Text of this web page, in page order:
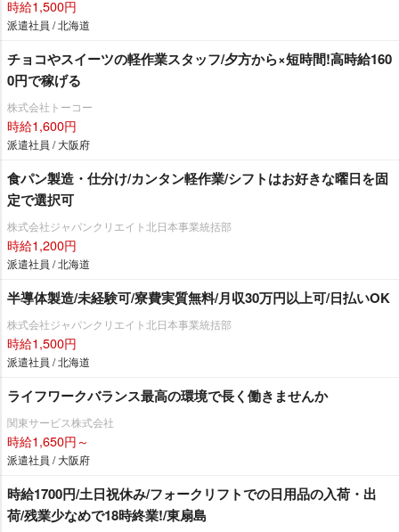
時給1,500円
派遣社員 / 北海道
チョコやスイーツの軽作業スタッフ/夕方から×短時間!高時給160
0円で稼げる
株式会社トーコー
時給1,600円
派遣社員 / 大阪府
食パン製造・仕分け/カンタン軽作業/シフトはお好きな曜日を固
定で選択可
株式会社ジャパンクリエイト北日本事業統括部
時給1,200円
派遣社員 / 北海道
半導体製造/未経験可/寮費実質無料/月収30万円以上可/日払いOK
株式会社ジャパンクリエイト北日本事業統括部
時給1,500円
派遣社員 / 北海道
ライフワークバランス最高の環境で長く働きませんか
関東サービス株式会社
時給1,650円～
派遣社員 / 大阪府
時給1700円/土日祝休み/フォークリフトでの日用品の入荷・出
荷/残業少なめで18時終業!/東扇島